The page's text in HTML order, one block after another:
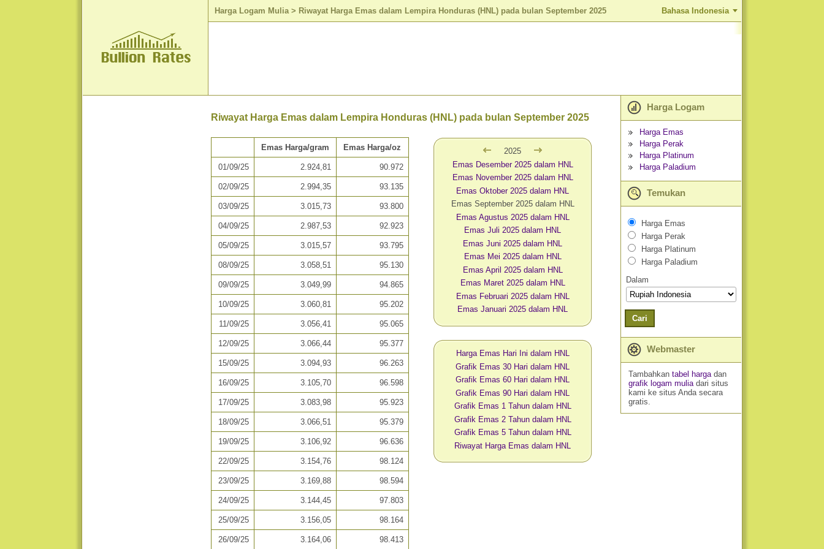
Harga Logam Mulia > Riwayat Harga Emas dalam Lempira Honduras (HNL) pada bulan September 2025 Bahasa Indonesia
Riwayat Harga Emas dalam Lempira Honduras (HNL) pada bulan September 2025
Emas Harga/gram Emas Harga/oz
01/09/25 2.924,81 90.972
02/09/25 2.994,35 93.135
03/09/25 3.015,73 93.800
04/09/25 2.987,53 92.923
05/09/25 3.015,57 93.795
08/09/25 3.058,51 95.130
09/09/25 3.049,99 94.865
10/09/25 3.060,81 95.202
11/09/25 3.056,41 95.065
12/09/25 3.066,44 95.377
15/09/25 3.094,93 96.263
16/09/25 3.105,70 96.598
17/09/25 3.083,98 95.923
18/09/25 3.066,51 95.379
19/09/25 3.106,92 96.636
22/09/25 3.154,76 98.124
23/09/25 3.169,88 98.594
24/09/25 3.144,45 97.803
25/09/25 3.156,05 98.164
26/09/25 3.164,06 98.413
2025
Emas Desember 2025 dalam HNL
Emas November 2025 dalam HNL
Emas Oktober 2025 dalam HNL
Emas September 2025 dalam HNL
Emas Agustus 2025 dalam HNL
Emas Juli 2025 dalam HNL
Emas Juni 2025 dalam HNL
Emas Mei 2025 dalam HNL
Emas April 2025 dalam HNL
Emas Maret 2025 dalam HNL
Emas Februari 2025 dalam HNL
Emas Januari 2025 dalam HNL
Harga Emas Hari Ini dalam HNL
Grafik Emas 30 Hari dalam HNL
Grafik Emas 60 Hari dalam HNL
Grafik Emas 90 Hari dalam HNL
Grafik Emas 1 Tahun dalam HNL
Grafik Emas 2 Tahun dalam HNL
Grafik Emas 5 Tahun dalam HNL
Riwayat Harga Emas dalam HNL
Harga Logam
Harga Emas
Harga Perak
Harga Platinum
Harga Paladium
Temukan
Harga Emas
Harga Perak
Harga Platinum
Harga Paladium
Dalam
Cari
Webmaster
Tambahkan tabel hargadan
grafik logam muliadari situs
kami ke situs Anda secara
gratis.